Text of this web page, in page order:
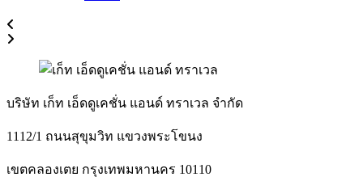
บริษัท เก็ท เอ็ดดูเคชั่น แอนด์ ทราเวล จำกัด
1112/1 ถนนสุขุมวิท แขวงพระโขนง
เขตคลองเตย กรุงเทพมหานคร 10110